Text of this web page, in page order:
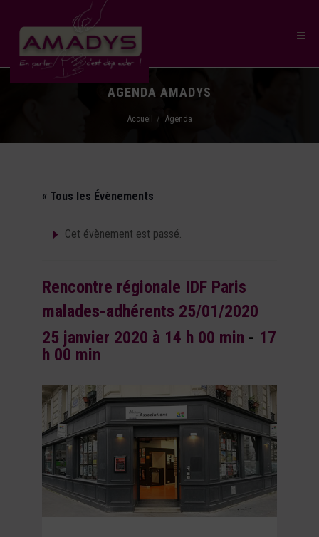
AGENDA AMADYS
Accueil Agenda
« Tous les Évènements
Cet évènement est passé.
Rencontre régionale IDF Paris
malades-adhérents 25/01/2020
25 janvier 2020 à 14 h 00 min - 17
h 00 min